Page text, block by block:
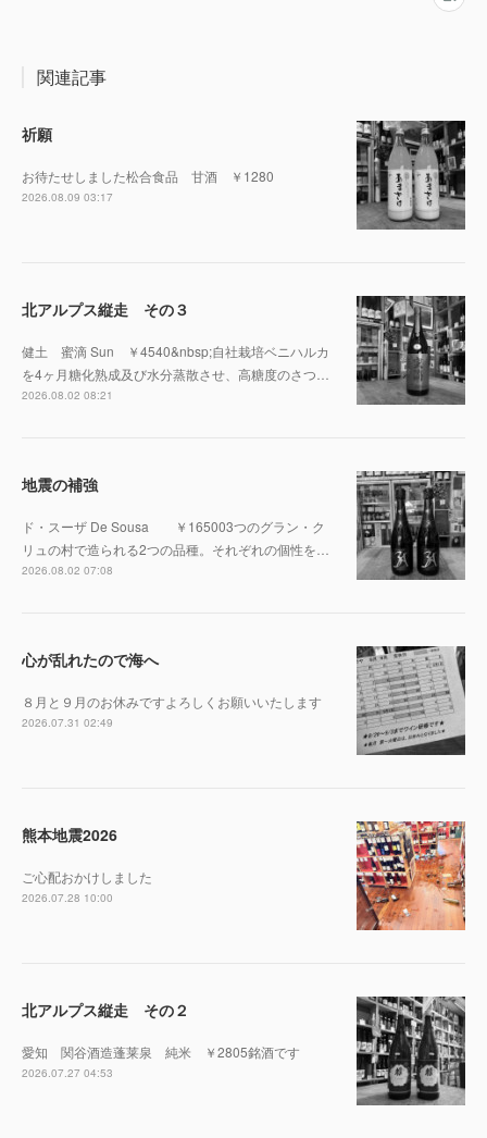
関連記事
祈願
お待たせしました松合食品 甘酒 ￥1280
2026.08.09 03:17
北アルプス縦走 その３
健土 蜜滴 Sun ￥4540&nbsp;自社栽培ベニハルカ
を4ヶ月糖化熟成及び水分蒸散させ、高糖度のさつ…
2026.08.02 08:21
地震の補強
ド・スーザ De Sousa ￥165003つのグラン・ク
リュの村で造られる2つの品種。それぞれの個性を…
2026.08.02 07:08
心が乱れたので海へ
８月と９月のお休みですよろしくお願いいたします
2026.07.31 02:49
熊本地震2026
ご心配おかけしました
2026.07.28 10:00
北アルプス縦走 その２
愛知 関谷酒造蓬莱泉 純米 ￥2805銘酒です
2026.07.27 04:53